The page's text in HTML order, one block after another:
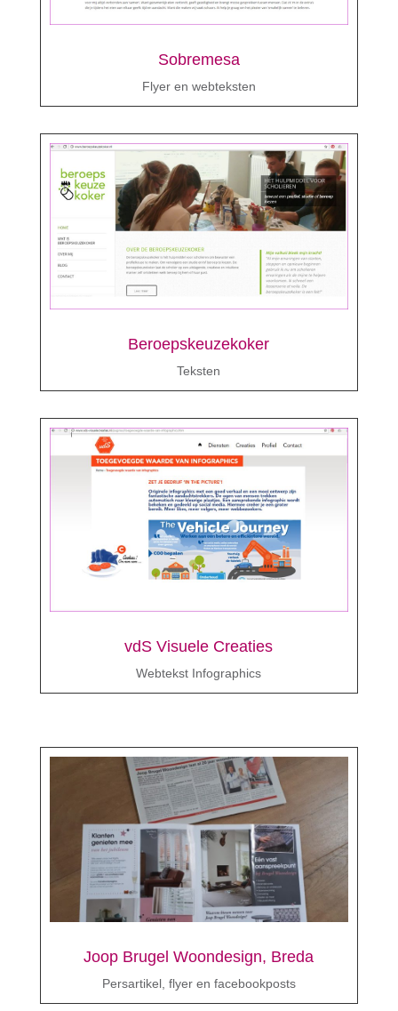
Sobremesa
Flyer en webteksten
Beroepskeuzekoker
Teksten
vdS Visuele Creaties
Webtekst Infographics
Joop Brugel Woondesign, Breda
Persartikel, flyer en facebookposts